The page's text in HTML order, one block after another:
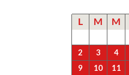
L M M
2
3 4
9
10 11